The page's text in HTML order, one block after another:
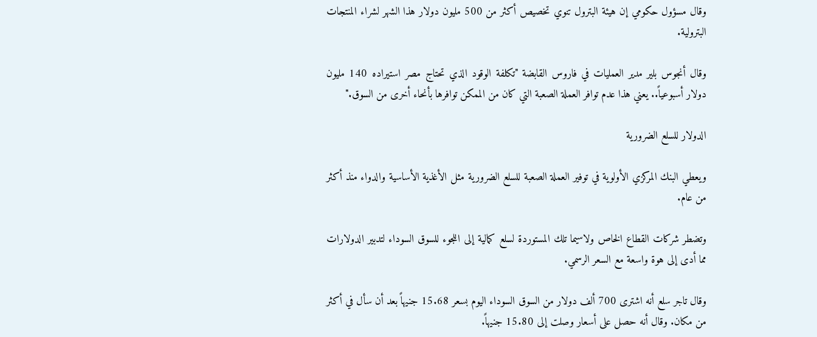
وقال مسؤول حكومي إن هيئة البترول تنوي تخصيص أكثر من 500 مليون دولار هذا الشهر لشراء المنتجات
البترولية.
وقال أنجوس بلير مدير العمليات في فاروس القابضة "تكلفة الوقود الذي تحتاج مصر استيراده 140 مليون
دولار أسبوعياً.. يعني هذا عدم توافر العملة الصعبة التي كان من الممكن توافرها بأنحاء أخرى من السوق."
الدولار للسلع الضرورية
ويعطي البنك المركزي الأولوية في توفير العملة الصعبة للسلع الضرورية مثل الأغذية الأساسية والدواء منذ أكثر
من عام.
وتضطر شركات القطاع الخاص ولاسيما تلك المستوردة لسلع كمالية إلى اللجوء للسوق السوداء لتدبير الدولارات
مما أدى إلى هوة واسعة مع السعر الرسمي.
وقال تاجر سلع أنه اشترى 700 ألف دولار من السوق السوداء اليوم بسعر 15.68 جنيهاً بعد أن سأل في أكثر
من مكان. وقال أنه حصل على أسعار وصلت إلى 15.80 جنيهاً.